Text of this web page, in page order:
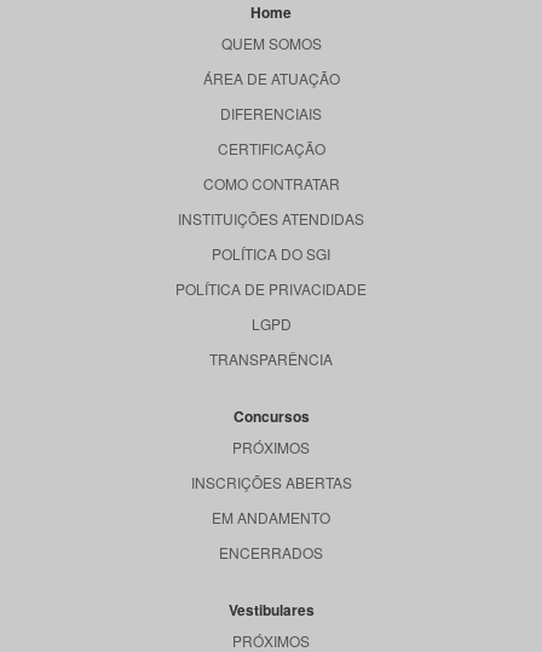
Home
QUEM SOMOS
ÁREA DE ATUAÇÃO
DIFERENCIAIS
CERTIFICAÇÃO
COMO CONTRATAR
INSTITUIÇÕES ATENDIDAS
POLÍTICA DO SGI
POLÍTICA DE PRIVACIDADE
LGPD
TRANSPARÊNCIA
Concursos
PRÓXIMOS
INSCRIÇÕES ABERTAS
EM ANDAMENTO
ENCERRADOS
Vestibulares
PRÓXIMOS